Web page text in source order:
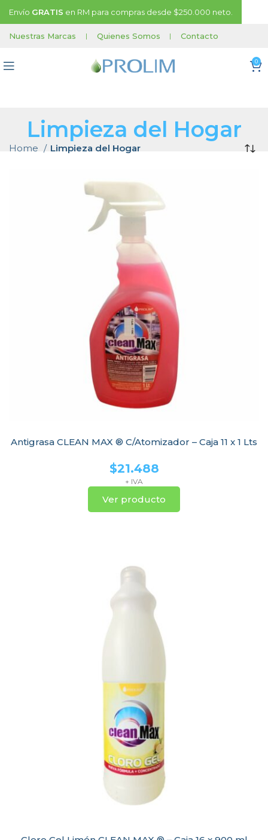
Nuestras Marcas | Quienes Somos | Contacto
0
Limpieza del Hogar
Home Limpieza del Hogar
Antigrasa CLEAN MAX ® C/Atomizador – Caja 11 x 1 Lts
$21.488
+ IVA
Ver producto
Envío GRATIS en RM para compras desde $250.000 neto.